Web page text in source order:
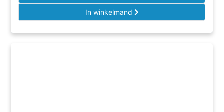
In winkelmand